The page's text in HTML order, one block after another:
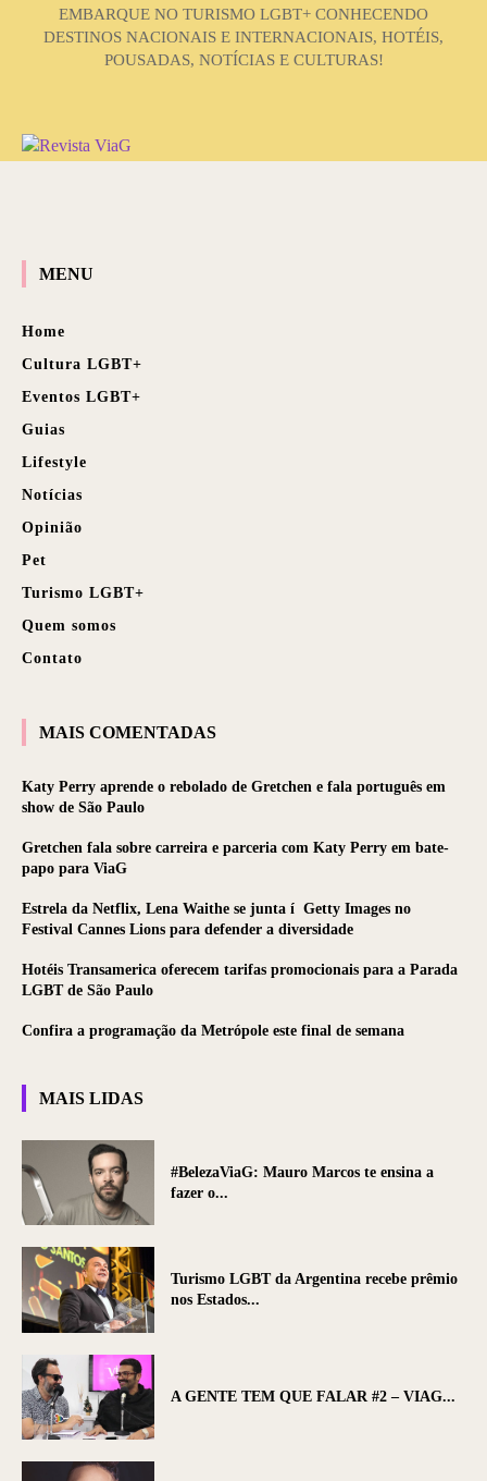
EMBARQUE NO TURISMO LGBT+ CONHECENDO
DESTINOS NACIONAIS E INTERNACIONAIS, HOTÉIS,
POUSADAS, NOTÍCIAS E CULTURAS!
MENU
Home
Cultura LGBT+
Eventos LGBT+
Guias
Lifestyle
Notícias
Opinião
Pet
Turismo LGBT+
Quem somos
Contato
MAIS COMENTADAS
Katy Perry aprende o rebolado de Gretchen e fala português em
show de São Paulo
Gretchen fala sobre carreira e parceria com Katy Perry em bate-
papo para ViaG
Estrela da Netflix, Lena Waithe se junta í Getty Images no
Festival Cannes Lions para defender a diversidade
Hotéis Transamerica oferecem tarifas promocionais para a Parada
LGBT de São Paulo
Confira a programação da Metrópole este final de semana
MAIS LIDAS
#BelezaViaG: Mauro Marcos te ensina a
fazer o...
Turismo LGBT da Argentina recebe prêmio
nos Estados...
A GENTE TEM QUE FALAR #2 – VIAG...